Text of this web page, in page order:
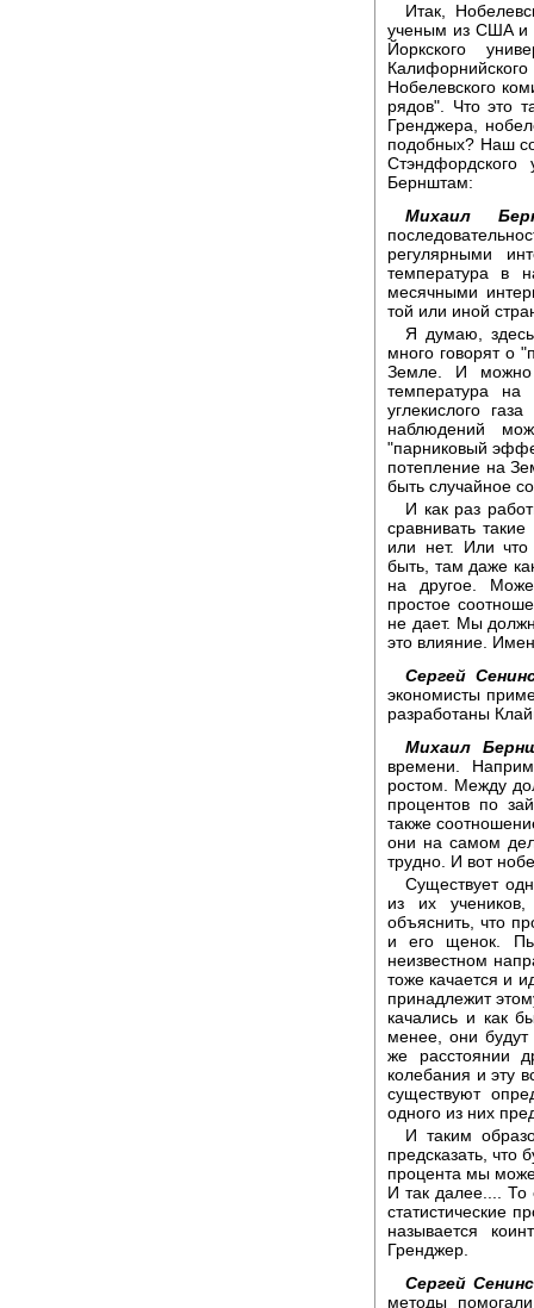
Итак,
ученым из США и
Йоркского
Нобелевского
рядов". Что это
Гренджера,
подобных? Наш
Бернштам:
Михаил
регулярными
температура в
месячными
той или иной
Я думаю,
много говорят о
Земле. И можно
температура на
углекислого
наблюдений
"парниковый
потепление на
быть случайное
И как раз
сравнивать
или нет. Или
быть, там даже
на другое.
простое
не дает. Мы
это влияние.
Сергей
экономисты
разработаны
Михаил
времени.
ростом. Между
процентов по
также
они на самом
трудно. И вот
Существует
из их
объяснить, что
и его щенок.
неизвестном
тоже качается и
принадлежит
качались и как
менее, они
же расстоянии
колебания и эту
существуют
одного из них
И таким
предсказать, что
процента мы
И так далее.... То
статистические
называется
Гренджер.
Сергей
методы